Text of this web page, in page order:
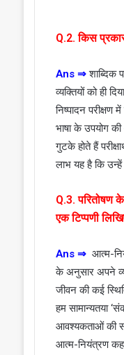
Q.2. किस
Ans ⇒शाब्दिक
व्यक्तियों को ही
निष्पादन
भाषा के उपयोग
गुटके होते हैं
लाभ यह है कि उन्हें
Q.3. परितोषण
एक टिप्पणी
Ans ⇒आत्म-
के अनुसार अपने
जीवन की कई
हम सामान्यतया
आवश्यकताओं की
आत्म-नियंत्रण कहा